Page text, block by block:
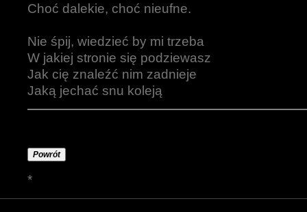
Choć dalekie, choć nieufne.
Nie śpij, wiedzieć by mi trzeba
W jakiej stronie się podziewasz
Jak cię znaleźć nim zadnieje
Jaką jechać snu koleją
Powrót
*